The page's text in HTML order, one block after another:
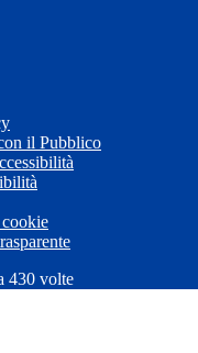
il Pubblico
cookie
430 volte